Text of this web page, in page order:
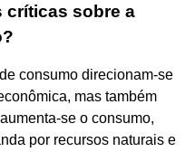
críticas sobre a
consumo direcionam-se
mas também
se o consumo,
por recursos naturais e